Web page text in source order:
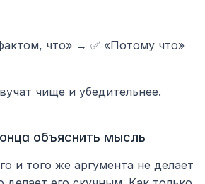
что» → ✅ «Потому что»
чище и убедительнее.
объяснить мысль
и того же аргумента не делает